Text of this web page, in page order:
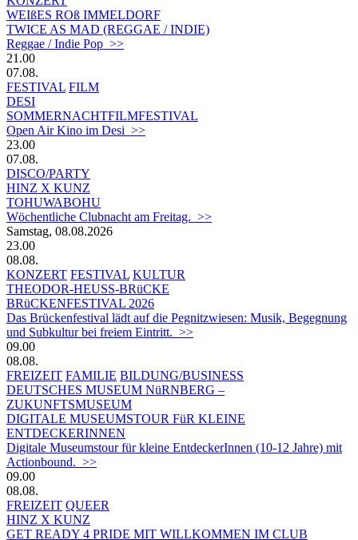
WEIßES ROß IMMELDORF
TWICE AS MAD (REGGAE / INDIE)
Reggae / Indie Pop >>
21.00
07.08.
FESTIVAL FILM
DESI
SOMMERNACHTFILMFESTIVAL
Open Air Kino im Desi >>
23.00
07.08.
DISCO/PARTY
HINZ X KUNZ
TOHUWABOHU
Wöchentliche Clubnacht am Freitag. >>
Samstag, 08.08.2026
23.00
08.08.
KONZERT FESTIVAL KULTUR
THEODOR-HEUSS-BRüCKE
BRüCKENFESTIVAL 2026
Das Brückenfestival lädt auf die Pegnitzwiesen: Musik, Begegnung
und Subkultur bei freiem Eintritt. >>
09.00
08.08.
FREIZEIT FAMILIE BILDUNG/BUSINESS
DEUTSCHES MUSEUM NüRNBERG –
ZUKUNFTSMUSEUM
DIGITALE MUSEUMSTOUR FüR KLEINE
ENTDECKERINNEN
Digitale Museumstour für kleine EntdeckerInnen (10-12 Jahre) mit
Actionbound. >>
09.00
08.08.
FREIZEIT QUEER
HINZ X KUNZ
GET READY 4 PRIDE MIT WILLKOMMEN IM CLUB